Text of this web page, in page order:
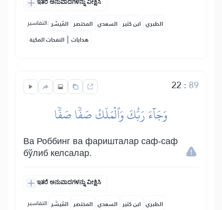
التفاسير: المُيسَّر المختصر السعدي ابن كثير الطبري
النفحات المكية | هدايات
22 : 89
وَجَآءَ رَبُّكَ وَٱلۡمَلَكُ صَفّٗا صَفّٗا
Ва Роббинг ва фаришталар саф-саф
бўлиб келсалар.
ಇತರೆ ಅನುವಾದಗಳನ್ನು ವೀಕ್ಷಿಸಿ
التفاسير: المُيسَّر المختصر السعدي ابن كثير الطبري